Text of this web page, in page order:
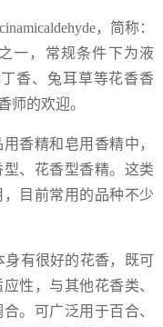
，简称：
一，常规条件下为液
香、兔耳草等花香香
师的欢迎。
香精和皂用香精中，
、花香型香精。这类
目前常用的品种不少
身有很好的花香，既可
性，与其他花香类、
。可广泛用于百合、